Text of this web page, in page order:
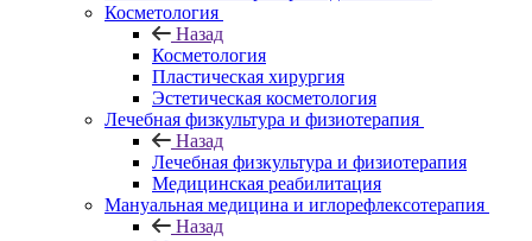
Косметология
Назад
Косметология
Пластическая хирургия
Эстетическая косметология
Лечебная физкультура и физиотерапия
Назад
Лечебная физкультура и физиотерапия
Медицинская реабилитация
Мануальная медицина и иглорефлексотерапия
Назад